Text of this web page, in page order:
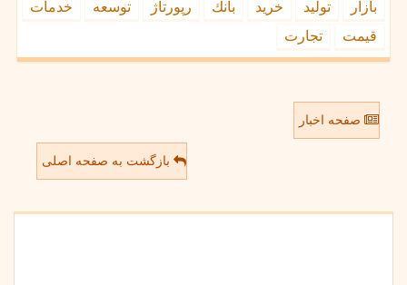
بازار تولید خرید بانك رپورتاژ توسعه
خدمات
قیمت
تجارت
صفحه اخبار
بازگشت به صفحه اصلی